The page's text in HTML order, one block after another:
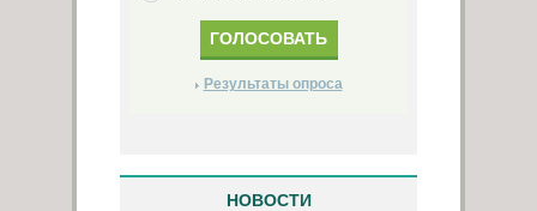
Результаты опроса
НОВОСТИ